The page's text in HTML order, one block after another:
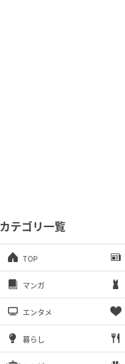
カテゴリ一覧
TOP
マンガ
エンタメ
暮らし